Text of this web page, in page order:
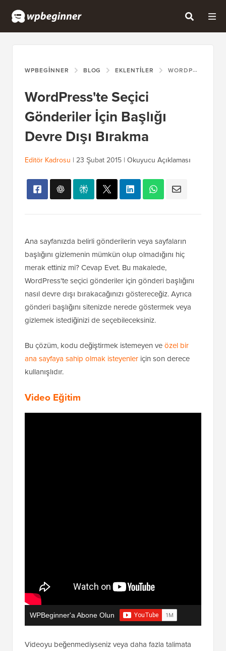
WPBEGINNER BLOG EKLENTILER WORDPRESS'TE SEÇICI GÖNDERILER İÇIN BAŞLIĞI DEVRE DIŞI BIRAKMA
WordPress'te Seçici
Gönderiler İçin Başlığı
Devre Dışı Bırakma
Editör Kadrosu | 23 Şubat 2015 | Okuyucu Açıklaması
Ana sayfanızda belirli gönderilerin veya sayfaların
başlığını gizlemenin mümkün olup olmadığını hiç
merak ettiniz mi? Cevap Evet. Bu makalede,
WordPress'te seçici gönderiler için gönderi başlığını
nasıl devre dışı bırakacağınızı göstereceğiz. Ayrıca
gönderi başlığını sitenizde nerede göstermek veya
gizlemek istediğinizi de seçebileceksiniz.
Bu çözüm, kodu değiştirmek istemeyen veözel bir
ana sayfaya sahip olmak isteyenler için son derece
kullanışlıdır.
Video Eğitim
WPBeginner'a Abone Olun
Videoyu beğenmediyseniz veya daha fazla talimata